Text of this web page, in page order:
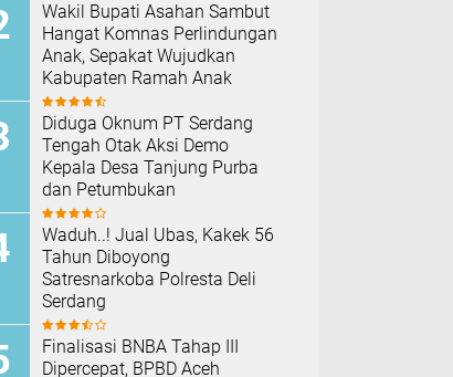
Wakil Bupati Asahan Sambut
Hangat Komnas Perlindungan
Anak, Sepakat Wujudkan
Kabupaten Ramah Anak
Diduga Oknum PT Serdang
Tengah Otak Aksi Demo
Kepala Desa Tanjung Purba
dan Petumbukan
Waduh..! Jual Ubas, Kakek 56
Tahun Diboyong
Satresnarkoba Polresta Deli
Serdang
Finalisasi BNBA Tahap III
Dipercepat, BPBD Aceh